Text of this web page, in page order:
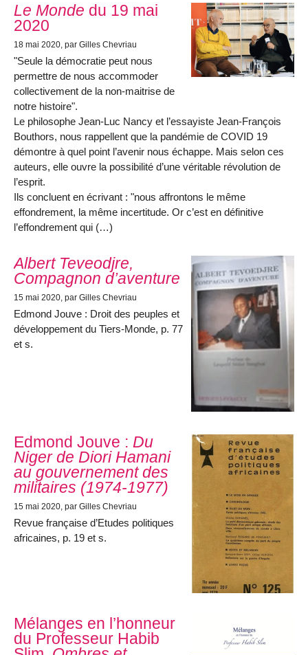
Le Monde du 19 mai
2020
18 mai 2020, par Gilles Chevriau
"Seule la démocratie peut nous
permettre de nous accommoder
collectivement de la non-maitrise de
notre histoire".
Le philosophe Jean-Luc Nancy et l’essayiste Jean-François
Bouthors, nous rappellent que la pandémie de COVID 19
démontre à quel point l’avenir nous échappe. Mais selon ces
auteurs, elle ouvre la possibilité d’une véritable révolution de
l’esprit.
Ils concluent en écrivant : "nous affrontons le même
effondrement, la même incertitude. Or c’est en définitive
l’effondrement qui (…)
Albert Teveodjre,
Compagnon d’aventure
15 mai 2020, par Gilles Chevriau
Edmond Jouve : Droit des peuples et
développement du Tiers-Monde, p. 77
et s.
Edmond Jouve : Du
Niger de Diori Hamani
au gouvernement des
militaires (1974-1977)
15 mai 2020 , par Gilles Chevriau
Revue française d’Etudes politiques
africaines, p. 19 et s.
Mélanges en l’honneur
du Professeur Habib